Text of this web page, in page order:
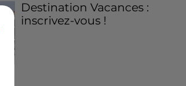
Destination Vacances :
inscrivez-vous !